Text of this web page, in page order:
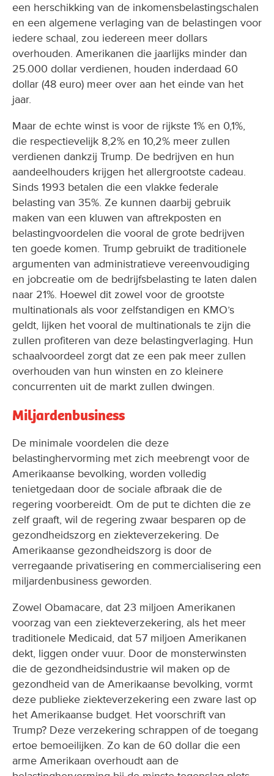
een herschikking van de inkomensbelastingschalen
en een algemene verlaging van de belastingen voor
iedere schaal, zou iedereen meer dollars
overhouden. Amerikanen die jaarlijks minder dan
25.000 dollar verdienen, houden inderdaad 60
dollar (48 euro) meer over aan het einde van het
jaar.
Maar de echte winst is voor de rijkste 1% en 0,1%,
die respectievelijk 8,2% en 10,2% meer zullen
verdienen dankzij Trump. De bedrijven en hun
aandeelhouders krijgen het allergrootste cadeau.
Sinds 1993 betalen die een vlakke federale
belasting van 35%. Ze kunnen daarbij gebruik
maken van een kluwen van aftrekposten en
belastingvoordelen die vooral de grote bedrijven
ten goede komen. Trump gebruikt de traditionele
argumenten van administratieve vereenvoudiging
en jobcreatie om de bedrijfsbelasting te laten dalen
naar 21%. Hoewel dit zowel voor de grootste
multinationals als voor zelfstandigen en KMO’s
geldt, lijken het vooral de multinationals te zijn die
zullen profiteren van deze belastingverlaging. Hun
schaalvoordeel zorgt dat ze een pak meer zullen
overhouden van hun winsten en zo kleinere
concurrenten uit de markt zullen dwingen.
Miljardenbusiness
De minimale voordelen die deze
belastinghervorming met zich meebrengt voor de
Amerikaanse bevolking, worden volledig
tenietgedaan door de sociale afbraak die de
regering voorbereidt. Om de put te dichten die ze
zelf graaft, wil de regering zwaar besparen op de
gezondheidszorg en ziekteverzekering. De
Amerikaanse gezondheidszorg is door de
verregaande privatisering en commercialisering een
miljardenbusiness geworden.
Zowel Obamacare, dat 23 miljoen Amerikanen
voorzag van een ziekteverzekering, als het meer
traditionele Medicaid, dat 57 miljoen Amerikanen
dekt, liggen onder vuur. Door de monsterwinsten
die de gezondheidsindustrie wil maken op de
gezondheid van de Amerikaanse bevolking, vormt
deze publieke ziekteverzekering een zware last op
het Amerikaanse budget. Het voorschrift van
Trump? Deze verzekering schrappen of de toegang
ertoe bemoeilijken. Zo kan de 60 dollar die een
arme Amerikaan overhoudt aan de